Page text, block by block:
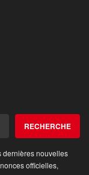
RECHERCHE
dernières nouvelles
officielles,